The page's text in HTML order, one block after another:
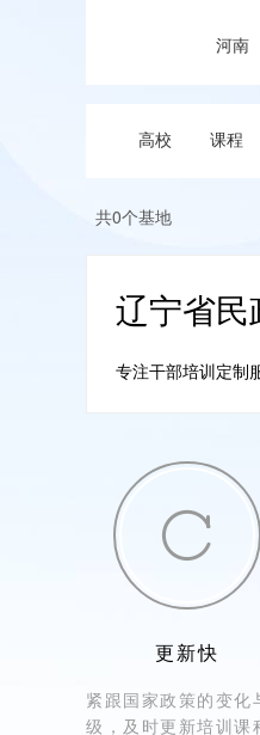
河南
高校 课程
共0个基地
辽宁省
专注干部培训定制

更新快
紧跟国家政策的变化
级，及时更新培训课